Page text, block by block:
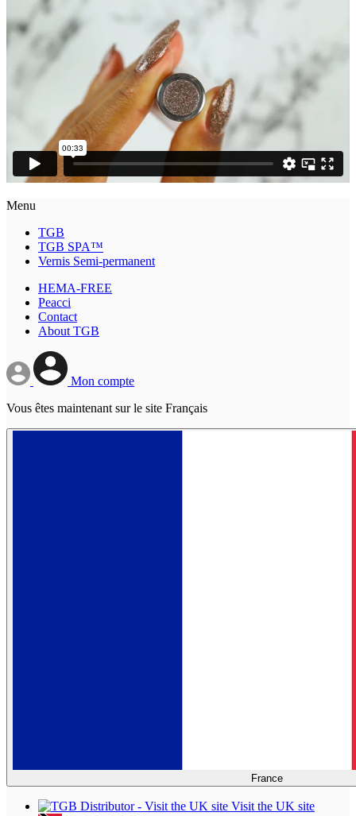
Menu
TGB
TGB SPA™
Vernis Semi-permanent
HEMA-FREE
Peacci
Contact
About TGB
Mon compte
Vous êtes maintenant sur le site Français
France
Visit the UK site